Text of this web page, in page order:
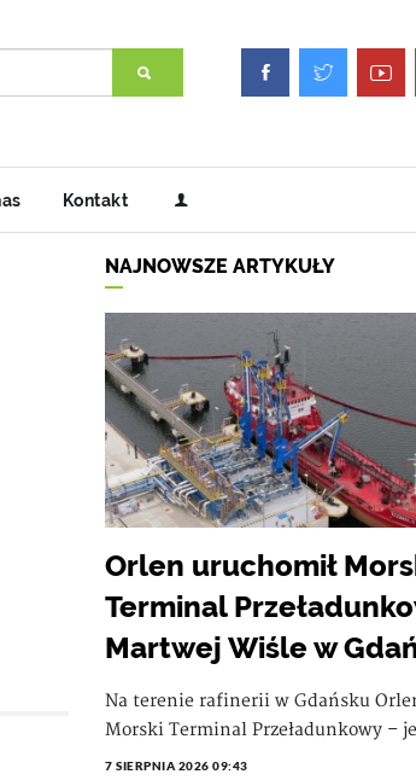
Kontakt
NAJNOWSZE ARTYKUŁY
Orlen uruchomił
Terminal
Martwej Wiśle w
Na terenie rafinerii w Gdańsku
Morski Terminal Przeładunkowy –
7 SIERPNIA 2026 09:43